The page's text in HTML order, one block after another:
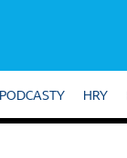
PODCASTY HRY